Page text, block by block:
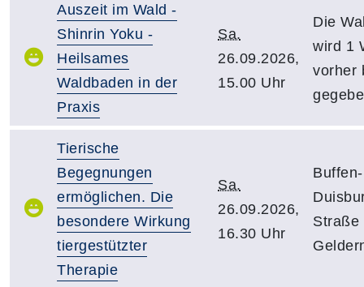
Auszeit im Wald -
Shinrin Yoku -
Heilsames
Waldbaden in der
Praxis
Sa.
26.09.2026,
15.00 Uhr
Die
wird 1
vorher
Tierische
Begegnungen
ermöglichen. Die
besondere Wirkung
tiergestützter
Therapie
Sa.
26.09.2026,
16.30 Uhr
Straße